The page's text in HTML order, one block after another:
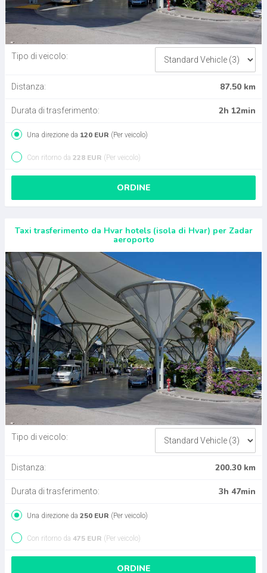
Tipo di veicolo:
Distanza: 87.50 km
Durata di trasferimento: 2h 12min
Una direzione da 120 EUR (Per veicolo)
Con ritorno da 228 EUR (Per veicolo)
ORDINE
Taxi trasferimento da Hvar hotels (isola di Hvar) per Zadar
aeroporto
Tipo di veicolo:
Distanza: 200.30 km
Durata di trasferimento: 3h 47min
Una direzione da 250 EUR (Per veicolo)
Con ritorno da 475 EUR (Per veicolo)
ORDINE